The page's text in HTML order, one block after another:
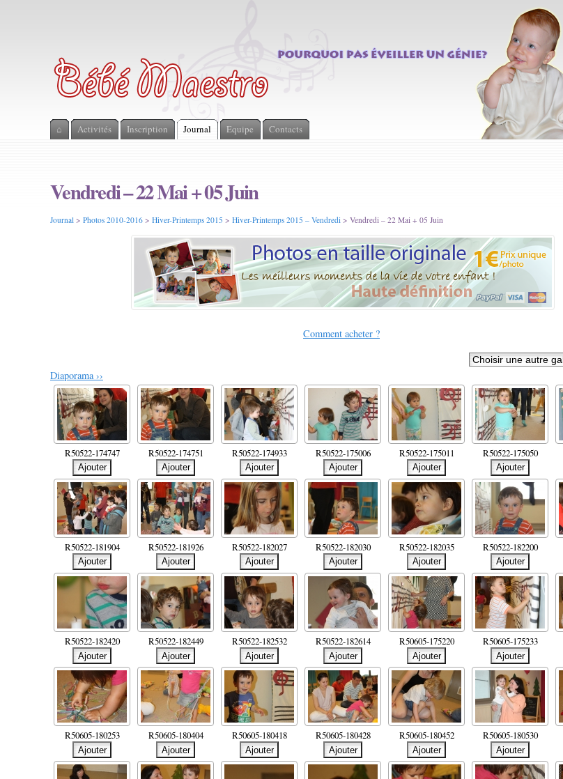
⌂ Activités Inscription Journal Equipe Contacts
Vendredi – 22 Mai + 05 Juin
Journal > Photos 2010-2016 > Hiver-Printemps 2015 > Hiver-Printemps 2015 – Vendredi > Vendredi – 22 Mai + 05 Juin
Comment acheter ?
Diaporama ››
R50522-174747 R50522-174751 R50522-174933 R50522-175006 R50522-175011 R50522-175050
R50522-181904 R50522-181926 R50522-182027 R50522-182030 R50522-182035 R50522-182200
R50522-182420 R50522-182449 R50522-182532 R50522-182614 R50605-175220 R50605-175233
R50605-180253 R50605-180404 R50605-180418 R50605-180428 R50605-180452 R50605-180530